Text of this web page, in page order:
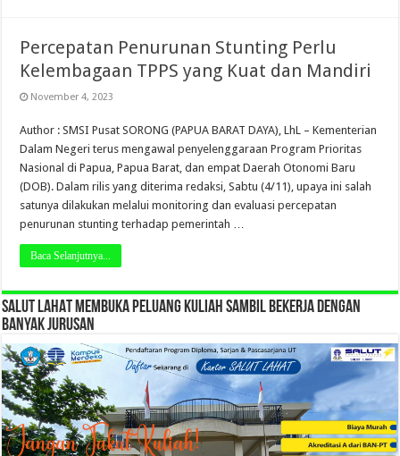
Percepatan Penurunan Stunting Perlu
Kelembagaan TPPS yang Kuat dan Mandiri
November 4, 2023
Author : SMSI Pusat SORONG (PAPUA BARAT DAYA), LhL – Kementerian
Dalam Negeri terus mengawal penyelenggaraan Program Prioritas
Nasional di Papua, Papua Barat, dan empat Daerah Otonomi Baru
(DOB). Dalam rilis yang diterima redaksi, Sabtu (4/11), upaya ini salah
satunya dilakukan melalui monitoring dan evaluasi percepatan
penurunan stunting terhadap pemerintah …
Baca Selanjutnya...
SALUT LAHAT MEMBUKA PELUANG KULIAH SAMBIL BEKERJA DENGAN
BANYAK JURUSAN